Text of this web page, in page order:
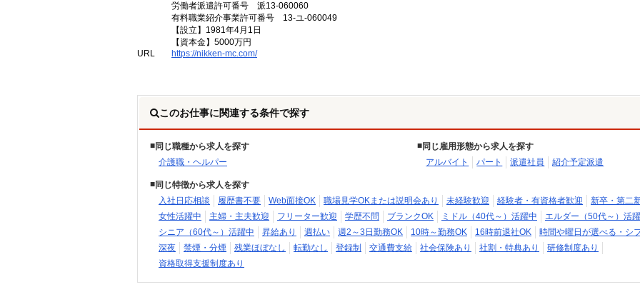
労働者派遣許可番号 派13-060060
有料職業紹介事業許可番号 13-ユ-060049
【設立】1981年4月1日
【資本金】5000万円
URL
https://nikken-mc.com/
このお仕事に関連する条件で探す
同じ職種から求人を探す
介護職・ヘルパー
同じ雇用形態から求人を探す
アルバイト
パート 派遣社員 紹介予定派遣
同じ特徴から求人を探す
入社日応相談
履歴書不要 Web面接OK 職場見学OKまたは説明会あり 未経験歓迎 経験者・有資格者歓迎
新卒・第二
女性活躍中
主婦・主夫歓迎 フリーター歓迎 学歴不問 ブランクOK ミドル（40代～）活躍中
エルダー（50代～）活
シニア（60代～）活躍中
昇給あり 週払い 週2～3日勤務OK 10時～勤務OK 16時前退社OK
時間や曜日が選べる・シ
深夜
禁煙・分煙 残業ほぼなし 転勤なし 登録制 交通費支給 社会保険あり 社割・特典あり
研修制度あり
資格取得支援制度あり